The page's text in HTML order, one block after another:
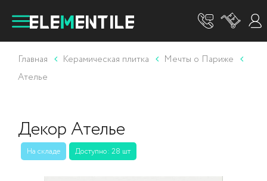
Главная Керамическая плитка
Мечты о Париже
Ателье
Декор Ателье
На складе Доступно: 28 шт